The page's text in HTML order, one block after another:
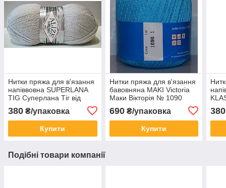
Нитки пряжа для в'язання
напіввовна SUPERLANA
TIG Суперлана Тіг від
кам'яний
380 ₴/упаковка
Купити
Нитки пряжа для в'язання
бавовняна MAKI Victoria
Маки Вікторія № 1090
690₴/упаковка
Купити
380
Подібні товари компанії